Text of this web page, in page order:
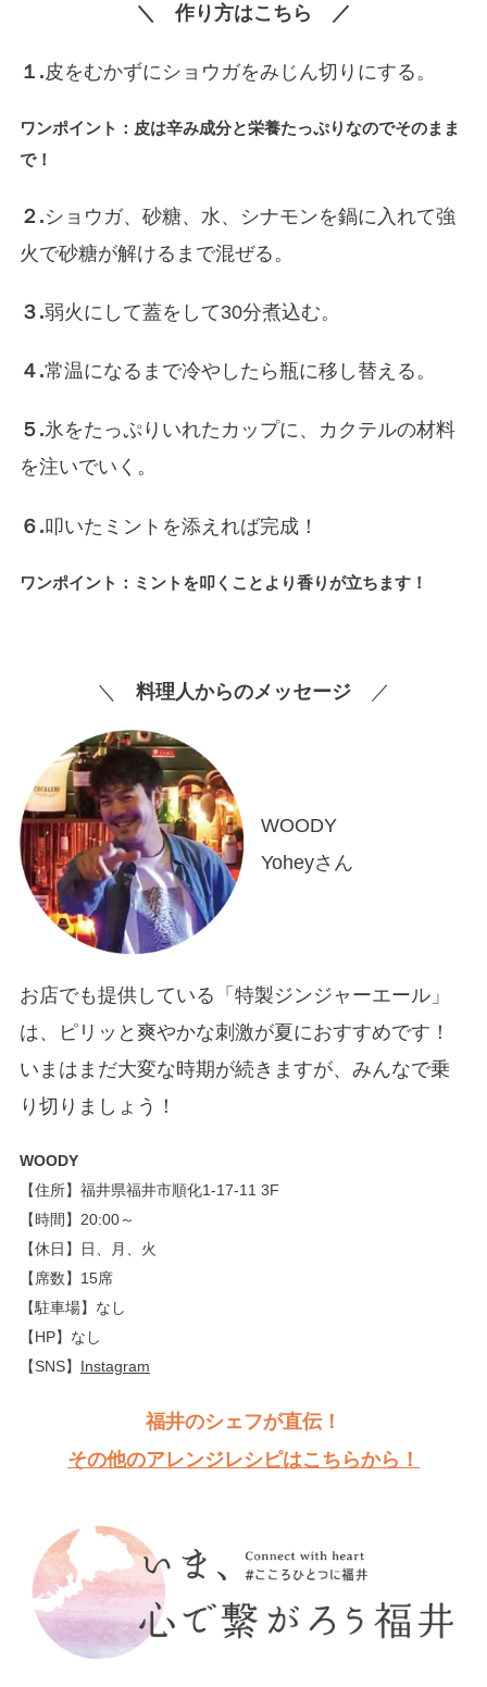
＼ 作り方はこちら ／
１.皮をむかずにショウガをみじん切りにする。
ワンポイント：皮は辛み成分と栄養たっぷりなのでそのまま
で！
２.ショウガ、砂糖、水、シナモンを鍋に入れて強
火で砂糖が解けるまで混ぜる。
３.弱火にして蓋をして30分煮込む。
４.常温になるまで冷やしたら瓶に移し替える。
５.氷をたっぷりいれたカップに、カクテルの材料
を注いでいく。
６.叩いたミントを添えれば完成！
ワンポイント：ミントを叩くことより香りが立ちます！
＼ 料理人からのメッセージ ／
WOODY
Yoheyさん
お店でも提供している「特製ジンジャーエール」
は、ピリッと爽やかな刺激が夏におすすめです！
いまはまだ大変な時期が続きますが、みんなで乗
り切りましょう！
WOODY
【住所】福井県福井市順化1-17-11 3F
【時間】20:00～
【休日】日、月、火
【席数】15席
【駐車場】なし
【HP】なし
【SNS】 Instagram
福井のシェフが直伝！
その他のアレンジレシピはこちらから！